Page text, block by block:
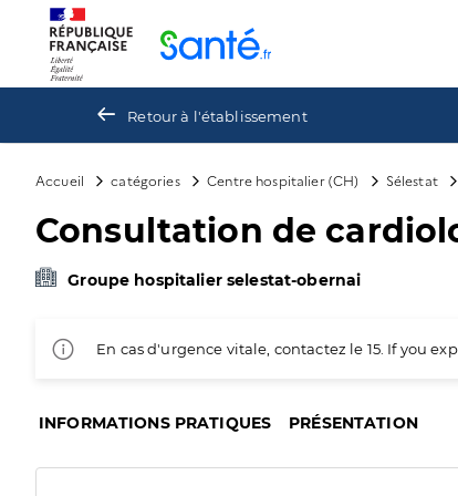
Retour à l'établissement
Accueil catégories Centre hospitalier (CH) Sélestat
Consultation de
Groupe hospitalier selestat-obernai
En cas d'urgence vitale, contactez le 15. If you
INFORMATIONS PRATIQUES PRÉSENTATION
Panneau de gestion des cookies